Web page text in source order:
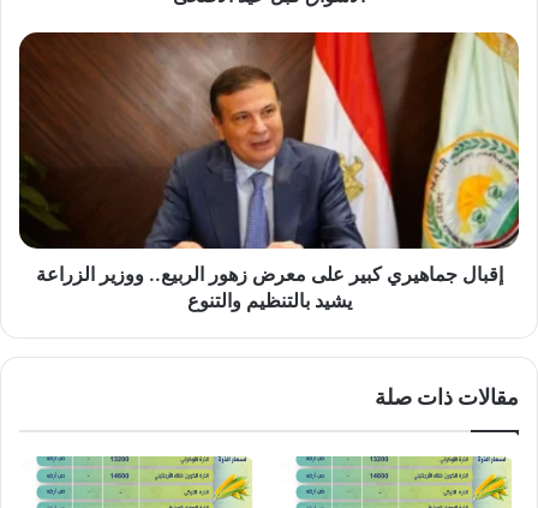
الأضحى
إقبال
جماهيري
كبير
على
معرض
زهور
الربيع..
ووزير
الزراعة
يشيدإقبال جماهيري كبير على معرض زهور الربيع.. ووزير الزراعة
يشيد بالتنظيم والتنوع
مقالات ذات صلة